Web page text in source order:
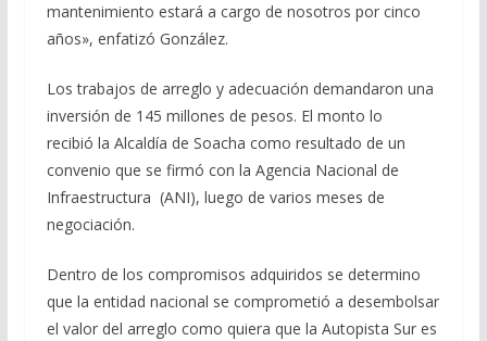
mantenimiento estará a cargo de nosotros por cinco
años», enfatizó González.
Los trabajos de arreglo y adecuación demandaron una
inversión de 145 millones de pesos. El monto lo
recibió la Alcaldía de Soacha como resultado de un
convenio que se firmó con la Agencia Nacional de
Infraestructura (ANI), luego de varios meses de
negociación.
Dentro de los compromisos adquiridos se determino
que la entidad nacional se comprometió a desembolsar
el valor del arreglo como quiera que la Autopista Sur es